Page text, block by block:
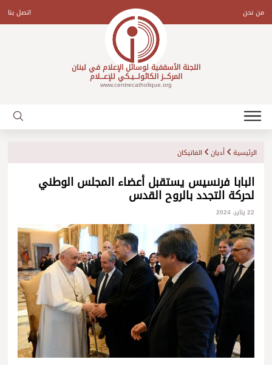
contentمن نحن اتصل بنا
اللجنة الأسقفية لوسائل الإعلام في لبنان
المركـــز الكاثولـــيـكي للإعـــلام
www.centrecatholique.org
الرئيسية أديان الفاتيكان
البابا فرنسيس يستقبل أعضاء المجلس الوطني
لحركة التجدد بالروح القدس
22 يناير، 2024